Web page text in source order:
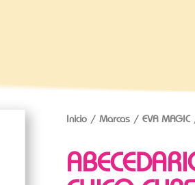
Inicio/ Marcas/ EVA MAGIC/